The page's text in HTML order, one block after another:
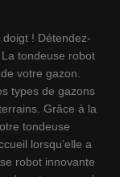
! Détendez-
tondeuse robot
votre gazon.
types de gazons
Grâce à la
tondeuse
lorsqu’elle a
robot innovante